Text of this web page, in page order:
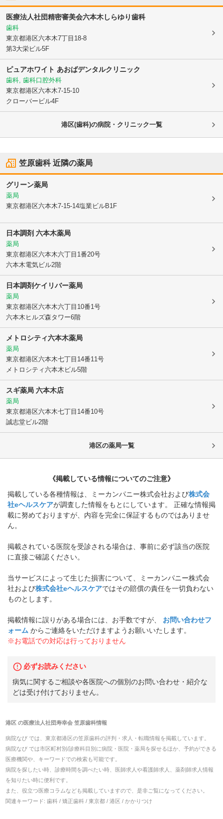
医療法人社団精密審美会六本木しらゆり歯科
歯科
東京都港区六本木7丁目18-8
第3大栄ビル5F
ピュアホワイト あおばデンタルクリニック
歯科, 歯科口腔外科
東京都港区六本木7-15-10
クローバービル4F
港区(歯科)の病院・クリニック一覧
笠原歯科近隣の薬局
グリーン薬局
薬局
東京都港区六本木7-15-14塩業ビルB1F
日本調剤 六本木薬局
薬局
東京都港区六本木六丁目1番20号
六本木電気ビル2階
日本調剤ケイリバー薬局
薬局
東京都港区六本木六丁目10番1号
六本木ヒルズ森タワー6階
メトロシティ六本木薬局
薬局
東京都港区六本木七丁目14番11号
メトロシティ六本木ビル5階
スギ薬局 六本木店
薬局
東京都港区六本木七丁目14番10号
誠志堂ビル2階
港区の薬局一覧
《掲載している情報についてのご注意》
掲載している各種情報は、ミーカンパニー株式会社および株式会
社eヘルスケアが調査した情報をもとにしています。 正確な情報掲
載に努めておりますが、内容を完全に保証するものではありませ
ん。
掲載されている医院を受診される場合は、事前に必ず該当の医院
に直接ご確認ください。
当サービスによって生じた損害について、ミーカンパニー株式会
社および株式会社eヘルスケアではその賠償の責任を一切負わない
ものとします。
掲載情報に誤りがある場合には、お手数ですが、
お問い合わせフ
ォーム からご連絡をいただけますようお願いいたします。
※お電話での対応は行っておりません
必ずお読みください
病気に関するご相談や各医院への個別のお問い合わせ・紹介な
どは受け付けておりません。
港区の医療法人社団寿幸会 笠原歯科情報
病院なび では、 東京都港区の笠原歯科の評判・求人・転職情報を掲載しています。
病院なび では市区町村別/診療科目別に病院・医院・薬局を探せるほか、予約ができる
医療機関や、キーワードでの検索も可能です。
病院を探したい時、診療時間を調べたい時、医師求人や看護師求人、薬剤師求人情報
を知りたい時に便利です。
また、役立つ医療コラムなども掲載していますので、是非ご覧になってください。
関連キーワード: 歯科 / 矯正歯科 / 東京都 / 港区 / かかりつけ